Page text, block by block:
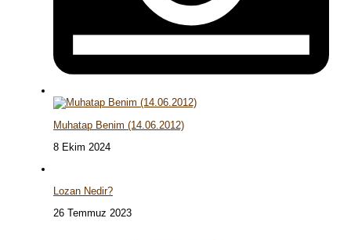
Muhatap Benim (14.06.2012)
8 Ekim 2024
Lozan Nedir?
26 Temmuz 2023